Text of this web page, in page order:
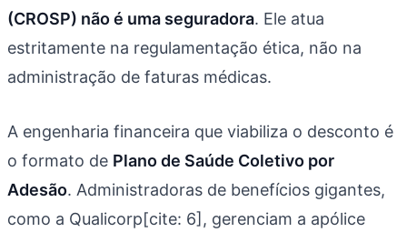
(CROSP) não é uma seguradora. Ele atua
estritamente na regulamentação ética, não na
administração de faturas médicas.
A engenharia financeira que viabiliza o desconto é
o formato de Plano de Saúde Coletivo por
Adesão. Administradoras de benefícios gigantes,
como a Qualicorp[cite: 6], gerenciam a apólice